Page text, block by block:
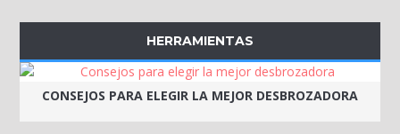
HERRAMIENTAS
CONSEJOS PARA ELEGIR LA MEJOR DESBROZADORA